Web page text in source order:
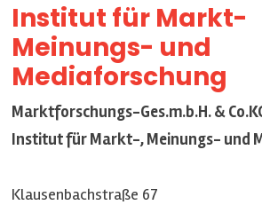
Institut für Markt-
Meinungs- und
Mediaforschung
Marktforschungs-Ges.m.b.H. &
Institut für Markt-, Meinungs- und
Klausenbachstraße 67